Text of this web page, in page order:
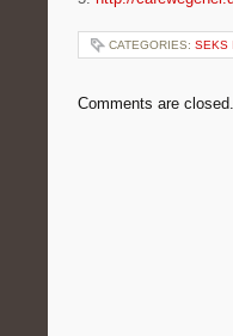
CATEGORIES: SEKS
Comments are closed.